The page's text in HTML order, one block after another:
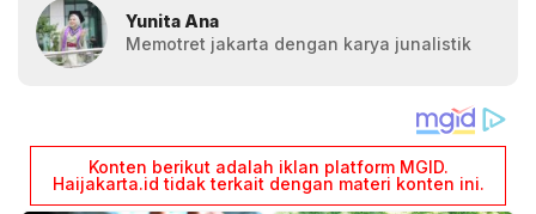
Yunita Ana
Memotret jakarta dengan karya junalistik